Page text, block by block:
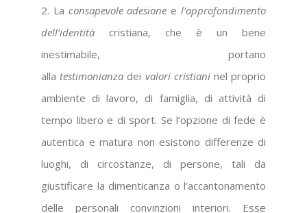
2. La consapevole adesionee l’approfondimento
dell’identità cristiana, che è un bene
inestimabile, portano
alla testimonianza dei valori cristianinel proprio
ambiente di lavoro, di famiglia, di attività di
tempo libero e di sport. Se l’opzione di fede è
autentica e matura non esistono differenze di
luoghi, di circostanze, di persone, tali da
giustificare la dimenticanza o l’accantonamento
delle personali convinzioni interiori. Esse